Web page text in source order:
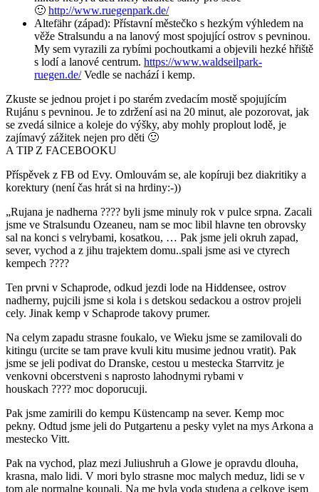
🙂 http://www.ruegenpark.de/
Altefähr (západ): Přístavní městečko s hezkým výhledem na
věže Stralsundu a na lanový most spojující ostrov s pevninou.
My sem vyrazili za rybími pochoutkami a objevili hezké hřiště
s lodí a lanové centrum. https://www.waldseilpark-
ruegen.de/Vedle se nachází i kemp.
Zkuste se jednou projet i po starém zvedacím mostě spojujícím
Rujánu s pevninou. Je to zdržení asi na 20 minut, ale pozorovat, jak
se zvedá silnice a koleje do výšky, aby mohly proplout lodě, je
zajímavý zážitek nejen pro děti 🙂
A TIP Z FACEBOOKU
Příspěvek z FB od Evy. Omlouvám se, ale kopíruji bez diakritiky a
korektury (není čas hrát si na hrdiny:-))
„Rujana je nadherna ???? byli jsme minuly rok v pulce srpna. Zacali
jsme ve Stralsundu Ozeaneu, nam se moc libil hlavne ten obrovsky
sal na konci s velrybami, kosatkou, … Pak jsme jeli okruh zapad,
sever, vychod a z jihu trajektem domu..spali jsme asi ve ctyrech
kempech ????
Ten prvni v Schaprode, odkud jezdi lode na Hiddensee, ostrov
nadherny, pujcili jsme si kola i s detskou sedackou a ostrov projeli
cely. Jinak kemp v Schaprode takovy prumer.
Na celym zapadu strasne foukalo, ve Wieku jsme se zamilovali do
kitingu (urcite se tam prave kvuli kitu musime jednou vratit). Pak
jsme se jeli podivat do Dranske, cestou u mestecka Starrvitz je
venkovni obcerstveni s naprosto lahodnymi rybami v
houskach ???? moc doporucuji.
Pak jsme zamirili do kempu Küstencamp na sever. Kemp moc
pekny. Odtud jsme jeli do Putgartenu a pesky vylet na mys Arkona a
mestecko Vitt.
Pak na vychod, plaz mezi Juliushruh a Glowe je opravdu dlouha,
krasna, malo lidi. V mori bylo strasne moc malych meduz, lidi se v
tom ale normalne koupali. Na me byla voda studena a celkove jsem